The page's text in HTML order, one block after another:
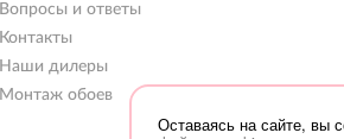
Вопросы и ответы
Контакты
Наши дилеры
Монтаж обоев
Оставаясь на сайте, вы